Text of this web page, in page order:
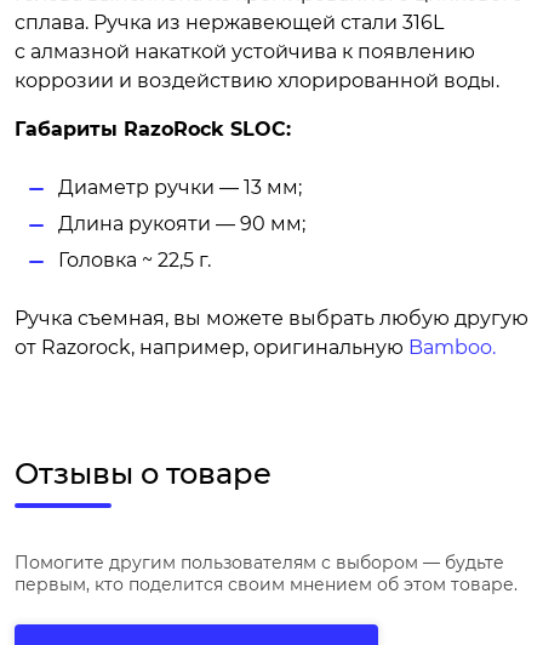
сплава. Ручка из нержавеющей стали 316L
c алмазной накаткой устойчива к появлению
коррозии и воздействию хлорированной воды.
Габариты RazoRock SLOC:
Диаметр ручки — 13 мм;
Длина рукояти — 90 мм;
Головка ~ 22,5 г.
Ручка съемная, вы можете выбрать любую другую
от Razorock, например, оригинальную Bamboo.
Отзывы о товаре
Помогите другим пользователям с выбором — будьте
первым, кто поделится своим мнением об этом товаре.